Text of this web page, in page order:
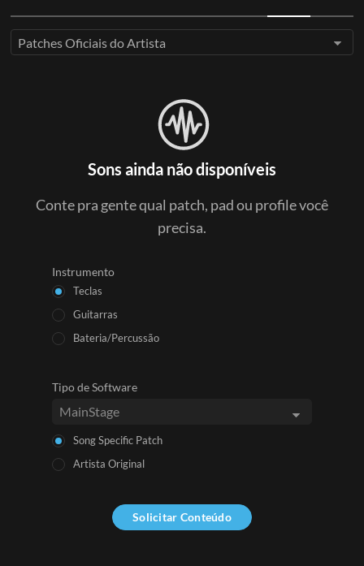
Patches Oficiais do Artista
Sons ainda não disponíveis
Conte pra gente qual patch, pad ou profile você
precisa.
Instrumento
Teclas
Guitarras
Bateria/Percussão
Tipo de Software
Song Specific Patch
Artista Original
Solicitar Conteúdo